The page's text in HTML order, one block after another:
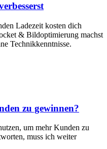
Ladezeit kosten dich
& Bildoptimierung machst
Technikkenntnisse.
zu gewinnen?
um mehr Kunden zu
muss ich weiter